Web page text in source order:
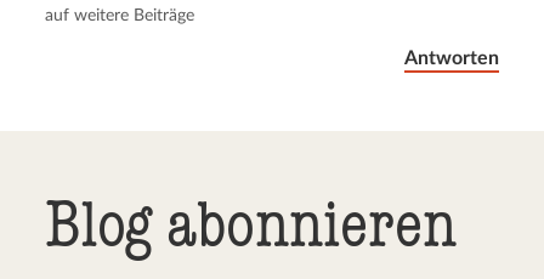
auf weitere Beiträge
Antworten
Blog abonnieren